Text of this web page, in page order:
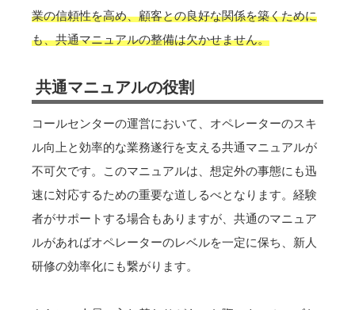
業の信頼性を高め、顧客との良好な関係を築くために
も、共通マニュアルの整備は欠かせません。
共通マニュアルの役割
コールセンターの運営において、オペレーターのスキ
ル向上と効率的な業務遂行を支える共通マニュアルが
不可欠です。このマニュアルは、想定外の事態にも迅
速に対応するための重要な道しるべとなります。経験
者がサポートする場合もありますが、共通のマニュア
ルがあればオペレーターのレベルを一定に保ち、新人
研修の効率化にも繋がります。